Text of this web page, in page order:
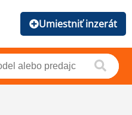
Umiestniť inzerát